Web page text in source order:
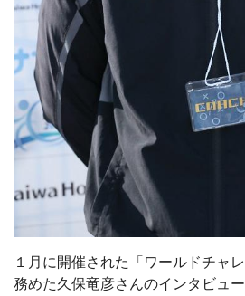
１月に開催された「ワールドチャ
務めた久保竜彦さんのインタビュ